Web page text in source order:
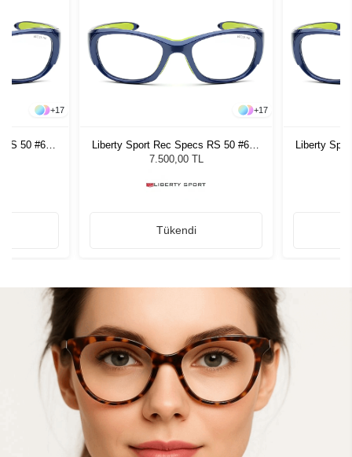
+17
50 #647
+17
Liberty Sport Rec Specs RS 50 #647
53
7.500,00 TL
Tükendi
Liberty